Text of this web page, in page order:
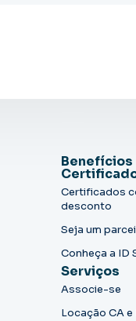
Benefícios
Certificados
desconto
Seja um
Conheça a ID
Serviços
Associe-se
Locação CA